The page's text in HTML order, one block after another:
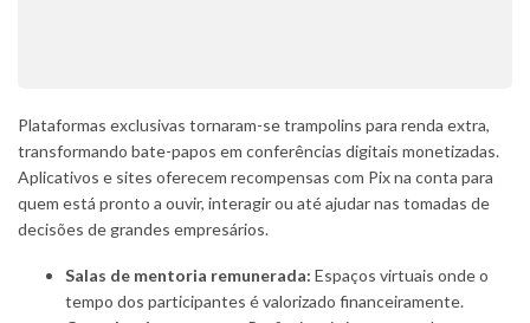
Plataformas exclusivas tornaram-se trampolins para renda extra,
transformando bate-papos em conferências digitais monetizadas.
Aplicativos e sites oferecem recompensas com Pix na conta para
quem está pronto a ouvir, interagir ou até ajudar nas tomadas de
decisões de grandes empresários.
Salas de mentoria remunerada: Espaços virtuais onde o
tempo dos participantes é valorizado financeiramente.